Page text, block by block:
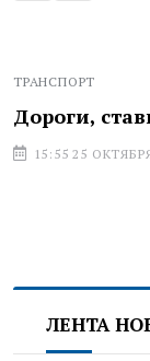
ТРАНСПОРТ
Дороги,
15:55 25
ЛЕНТА